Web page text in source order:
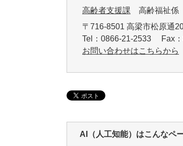
高齢者支援課 高齢福祉係
〒716-8501 高梁市松原通
Tel：0866-21-2533 Fax
お問い合わせはこちらから
AI（人工知能）はこんなペ